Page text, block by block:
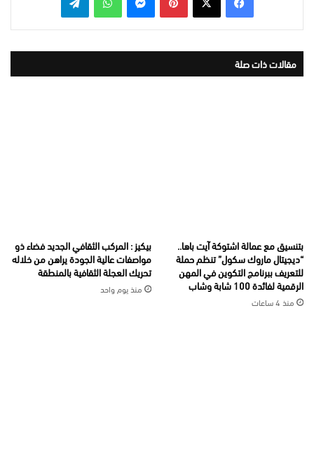
مقالات ذات صلة
بتنسيق مع عمالة اشتوكة آيت باها..
“ديجيتال ماروك سكول” تنظم حملة
للتعريف ببرنامج التكوين في المهن
الرقمية لفائدة 100 شابة وشاب
منذ 4 ساعات
بيكيز : المركب الثقافي الجديد فضاء ذو
مواصفات عالية الجودة يراهن من خلاله
تحريك العجلة الثقافية بالمنطقة
منذ يوم واحد